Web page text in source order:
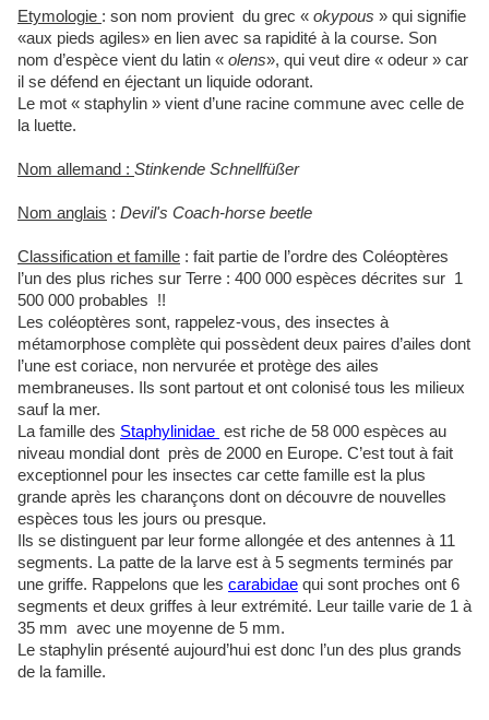
Etymologie : son nom provient du grec « okypous » qui signifie
«aux pieds agiles» en lien avec sa rapidité à la course. Son
nom d’espèce vient du latin « olens», qui veut dire « odeur » car
il se défend en éjectant un liquide odorant.
Le mot « staphylin » vient d’une racine commune avec celle de
la luette.
Nom allemand : Stinkende Schnellfüßer
Nom anglais : Devil's Coach-horse beetle
Classification et famille : fait partie de l’ordre des Coléoptères
l’un des plus riches sur Terre : 400 000 espèces décrites sur 1
500 000 probables !!
Les coléoptères sont, rappelez-vous, des insectes à
métamorphose complète qui possèdent deux paires d’ailes dont
l’une est coriace, non nervurée et protège des ailes
membraneuses. Ils sont partout et ont colonisé tous les milieux
sauf la mer.
La famille des Staphylinidae est riche de 58 000 espèces au
niveau mondial dont près de 2000 en Europe. C’est tout à fait
exceptionnel pour les insectes car cette famille est la plus
grande après les charançons dont on découvre de nouvelles
espèces tous les jours ou presque.
Ils se distinguent par leur forme allongée et des antennes à 11
segments. La patte de la larve est à 5 segments terminés par
une griffe. Rappelons que les carabidae qui sont proches ont 6
segments et deux griffes à leur extrémité. Leur taille varie de 1 à
35 mm avec une moyenne de 5 mm.
Le staphylin présenté aujourd’hui est donc l’un des plus grands
de la famille.